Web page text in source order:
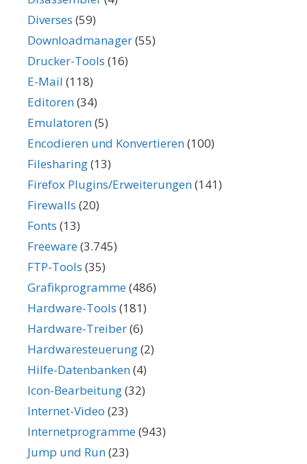
Diverses (59)
Downloadmanager(55)
Drucker-Tools (16)
E-Mail (118)
Editoren(34)
Emulatoren(5)
Encodieren und Konvertieren(100)
Filesharing(13)
Firefox Plugins/Erweiterungen(141)
Firewalls (20)
Fonts (13)
Freeware(3.745)
FTP-Tools (35)
Grafikprogramme(486)
Hardware-Tools (181)
Hardware-Treiber(6)
Hardwaresteuerung(2)
Hilfe-Datenbanken(4)
Icon-Bearbeitung(32)
Internet-Video (23)
Internetprogramme(943)
Jump und Run(23)